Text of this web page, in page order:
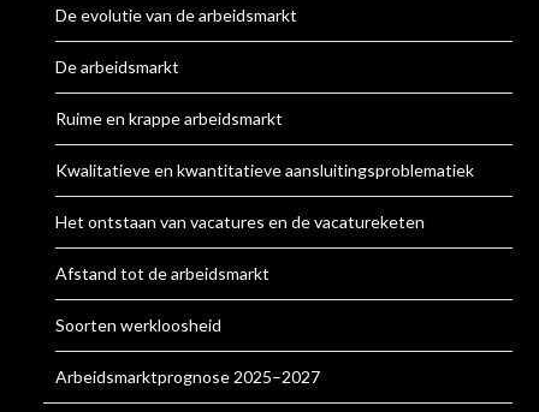
De evolutie van de arbeidsmarkt
De arbeidsmarkt
Ruime en krappe arbeidsmarkt
Kwalitatieve en kwantitatieve aansluitingsproblematiek
Het ontstaan van vacatures en de vacatureketen
Afstand tot de arbeidsmarkt
Soorten werkloosheid
Arbeidsmarktprognose 2025–2027